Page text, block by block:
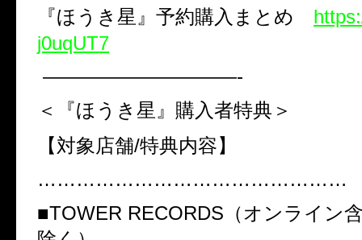
『ほうき星』予約購入まとめ
j0uqUT7
——————————-
＜『ほうき星』購入者特典＞
【対象店舗/特典内容】
…………………………………………
■TOWER RECORDS （オンライン